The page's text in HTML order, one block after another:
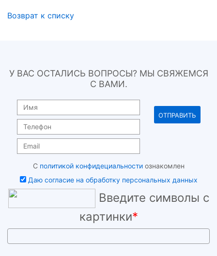
Возврат к списку
У ВАС ОСТАЛИСЬ ВОПРОСЫ? МЫ СВЯЖЕМСЯ
С ВАМИ.
С политикой конфидециальностиознакомлен
Даю согласие на обработку персональных данных
Введите символы с
картинки*